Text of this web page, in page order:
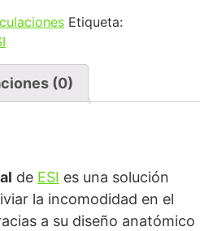
Etiqueta:
(0)
de ESI es una solución
la incomodidad en el
a su diseño anatómico